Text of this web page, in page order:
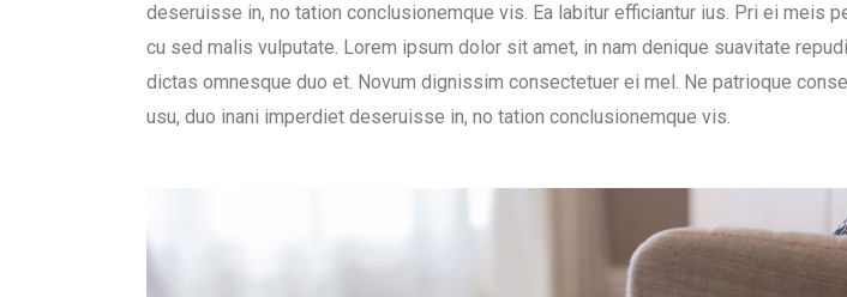
deseruisse in, no tation conclusionemque vis. Ea labitur efficiantur ius. Pri ei meis
cu sed malis vulputate. Lorem ipsum dolor sit amet, in nam denique suavitate
dictas omnesque duo et. Novum dignissim consectetuer ei mel. Ne patrioque
usu, duo inani imperdiet deseruisse in, no tation conclusionemque vis.